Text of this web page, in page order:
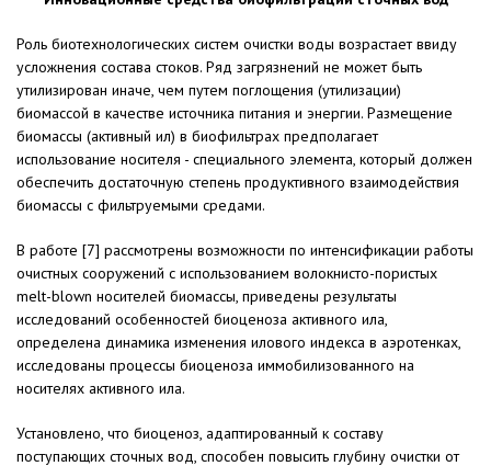
Роль биотехнологических систем очистки воды возрастает ввиду
усложнения состава стоков. Ряд загрязнений не может быть
утилизирован иначе, чем путем поглощения (утилизации)
биомассой в качестве источника питания и энергии. Размещение
биомассы (активный ил) в биофильтрах предполагает
использование носителя - специального элемента, который должен
обеспечить достаточную степень продуктивного взаимодействия
биомассы с фильтруемыми средами.
В работе [7] рассмотрены возможности по интенсификации работы
очистных сооружений с использованием волокнисто-пористых
melt-blown носителей биомассы, приведены результаты
исследований особенностей биоценоза активного ила,
определена динамика изменения илового индекса в аэротенках,
исследованы процессы биоценоза иммобилизованного на
носителях активного ила.
Установлено, что биоценоз, адаптированный к составу
поступающих сточных вод, способен повысить глубину очистки от